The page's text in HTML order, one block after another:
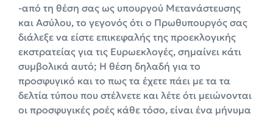
-από τη θέση σας ως υπουργού Μετανάστευσης
και Ασύλου, το γεγονός ότι ο Πρωθυπουργός σας
διάλεξε να είστε επικεφαλής της προεκλογικής
εκστρατείας για τις Ευρωεκλογές, σημαίνει κάτι
συμβολικά αυτό; Η θέση δηλαδή για το
προσφυγικό και το πως τα έχετε πάει με τα τα
δελτία τύπου που στέλνετε και λέτε ότι μειώνονται
οι προσφυγικές ροές κάθε τόσο, είναι ένα μήνυμα